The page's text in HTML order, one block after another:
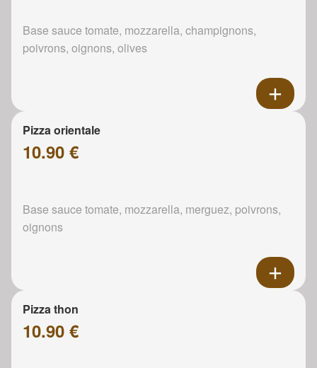
Base sauce tomate, mozzarella, champignons,
poivrons, oignons, olives
Pizza orientale
10.90 €
Base sauce tomate, mozzarella, merguez, poivrons,
oignons
Pizza thon
10.90 €